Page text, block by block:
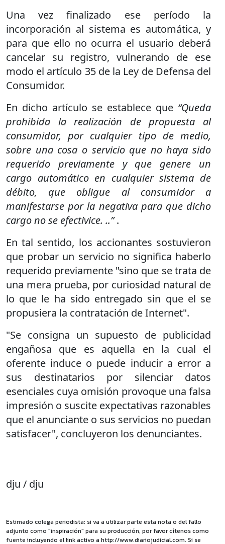
Una vez finalizado ese período la
incorporación al sistema es automática, y
para que ello no ocurra el usuario deberá
cancelar su registro, vulnerando de ese
modo el artículo 35 de la Ley de Defensa del
Consumidor.
En dicho artículo se establece que “Queda
prohibida la realización de propuesta al
consumidor, por cualquier tipo de medio,
sobre una cosa o servicio que no haya sido
requerido previamente y que genere un
cargo automático en cualquier sistema de
débito, que obligue al consumidor a
manifestarse por la negativa para que dicho
cargo no se efectivice. ..”.
En tal sentido, los accionantes sostuvieron
que probar un servicio no significa haberlo
requerido previamente "sino que se trata de
una mera prueba, por curiosidad natural de
lo que le ha sido entregado sin que el se
propusiera la contratación de Internet".
"Se consigna un supuesto de publicidad
engañosa que es aquella en la cual el
oferente induce o puede inducir a error a
sus destinatarios por silenciar datos
esenciales cuya omisión provoque una falsa
impresión o suscite expectativas razonables
que el anunciante o sus servicios no puedan
satisfacer", concluyeron los denunciantes.
dju / dju
Estimado colega periodista: si va a utilizar parte esta nota o del fallo
adjunto como "inspiración" para su producción, por favor cítenos como
fuente incluyendo el link activo a http://www.diariojudicial.com. Si se